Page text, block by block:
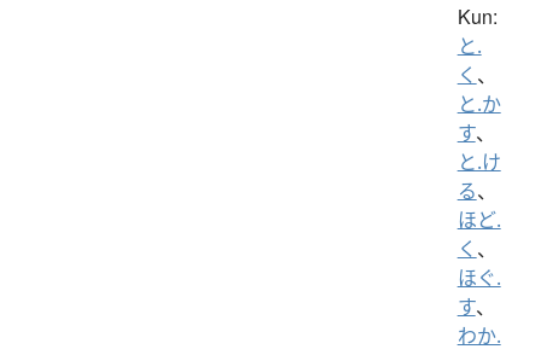
Kun:
と.
く 、
と.か
す、
と.け
る、
ほど.
く 、
ほぐ.
す、
わか.